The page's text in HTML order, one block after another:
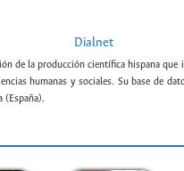
Dialnet
de la producción científica hispana
humanas y sociales. Su base de
(España).